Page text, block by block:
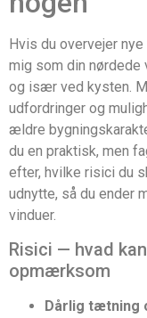
Hvis du overvejer
mig som din nørdede
og især ved kysten.
udfordringer og
ældre
du en praktisk, men
efter, hvilke risici du
udnytte, så du ender
vinduer.
Risici — hvad
opmærksom
Dårlig tætning